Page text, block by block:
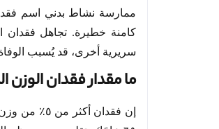
ممارسة نشاط بدني اسم
كامنة خطيرة. تجاهل فقدان
سريرية أخرى، قد يُسبب
ما مقدار فقدان الوزن